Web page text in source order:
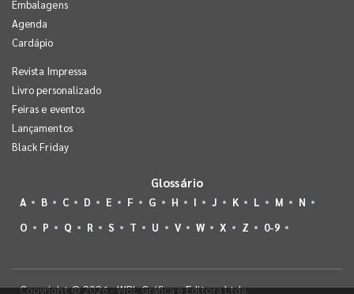
Embalagens
Agenda
Cardápio
Revista Impressa
Livro personalizado
Feiras e eventos
Lançamentos
Black Friday
Glossário
A B C D E F G H I J K L M
N
O
P Q R S T U V W X Z 0-9
Copyright © 2026 - WBL Gráfica e Editora Ltda.